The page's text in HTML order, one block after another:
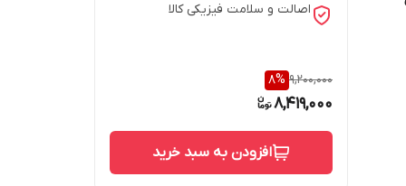
اصالت و سلامت فیزیکی کالا
9,200,000
8%
8,419,000
افزودن به سبد خرید